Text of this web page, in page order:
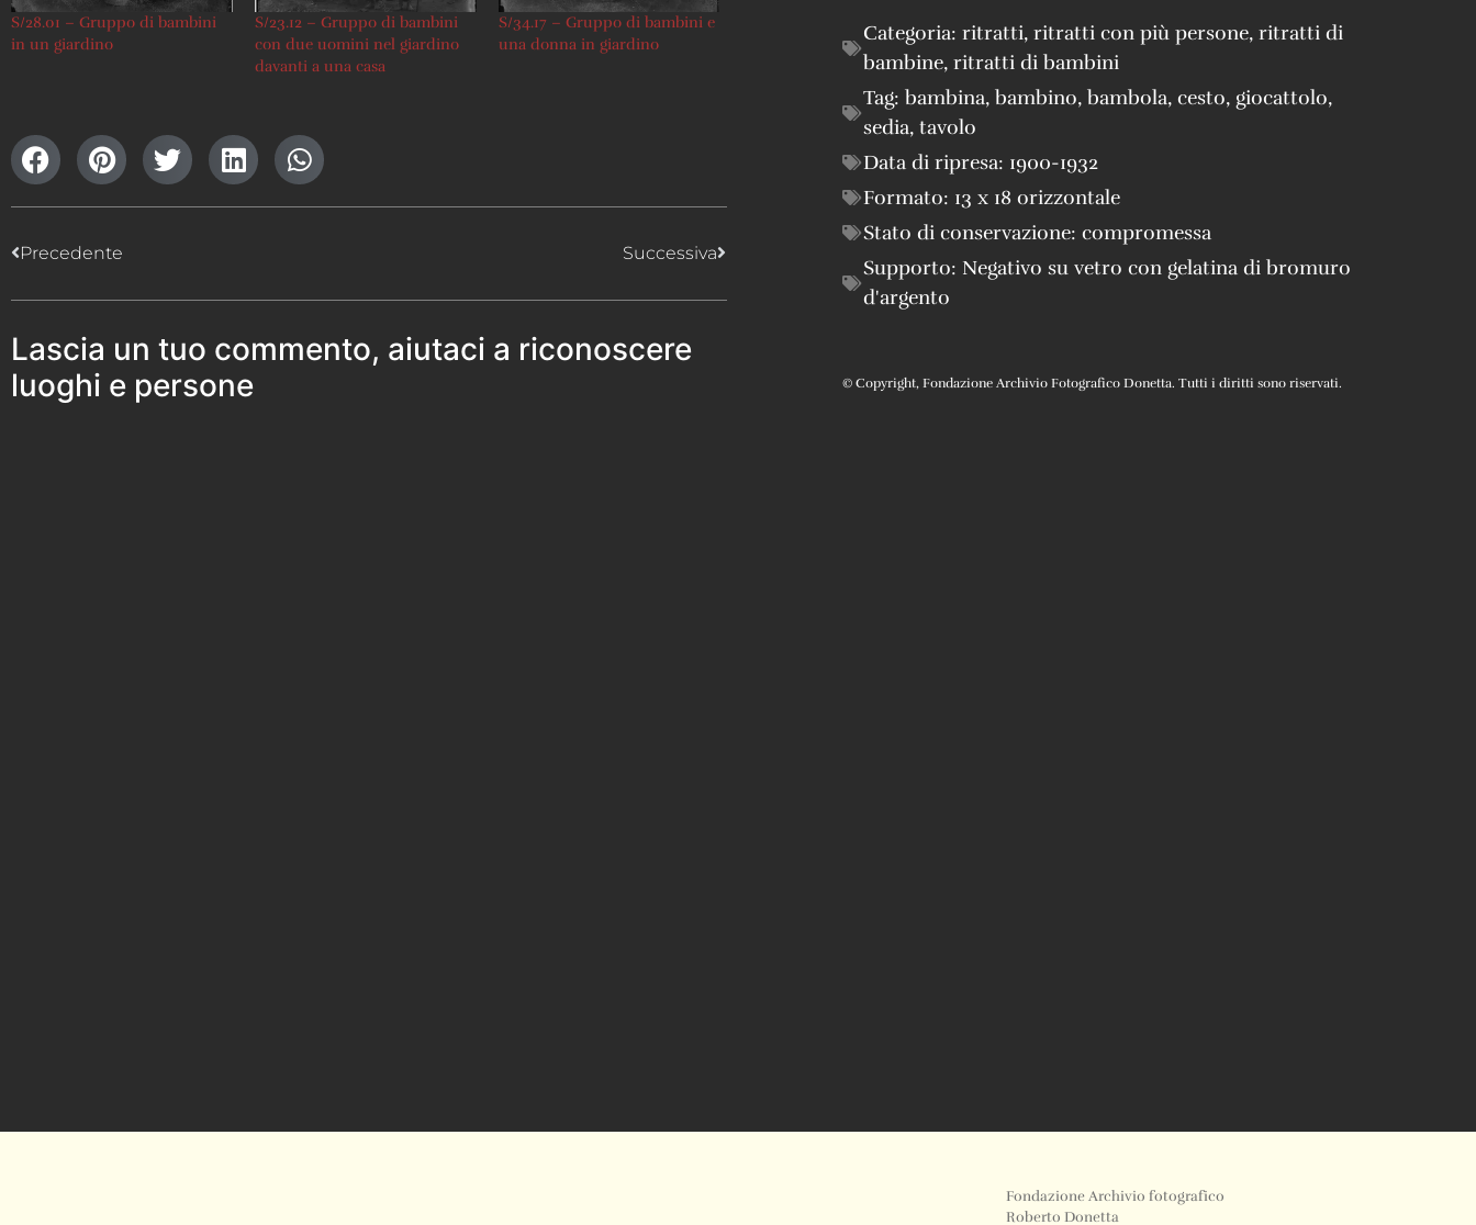
S/28.01 – Gruppo di bambini
in un giardino
S/23.12 – Gruppo di bambini
con due uomini nel giardino
davanti a una casa
S/34.17 – Gruppo di bambini e
una donna in giardino
Precedente Successiva
Lascia un tuo commento, aiutaci a riconoscere
luoghi e persone
Categoria: ritratti, ritratti con più persone, ritratti di
bambine, ritratti di bambini
Tag: bambina, bambino, bambola, cesto, giocattolo,
sedia, tavolo
Data di ripresa: 1900-1932
Formato: 13 x 18 orizzontale
Stato di conservazione: compromessa
Supporto: Negativo su vetro con gelatina di bromuro
d'argento
© Copyright, Fondazione Archivio Fotografico Donetta. Tutti i diritti sono riservati.
Fondazione Archivio fotografico
Roberto Donetta